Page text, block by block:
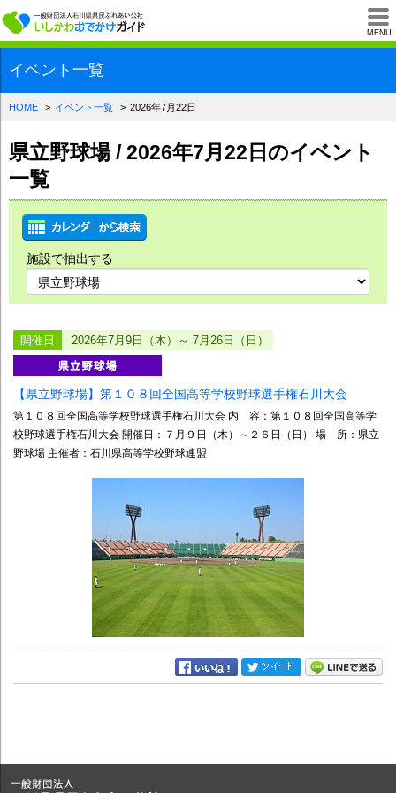
MENU
一般財団法人石川
イベント一覧
HOME イベント一覧 2026年7月22日
県立野球場 / 2026年7月22日のイベント
一覧
施設で抽出する
開催日 2026年7月9日（木）～ 7月26日（日）
【県立野球場】第１０８回全国高等学校野球選手権石川大会
第１０８回全国高等学校野球選手権石川大会 内 容：第１０８回全国高等学
校野球選手権石川大会 開催日：７月９日（木）～２６日（日） 場 所：県立
野球場 主催者：石川県高等学校野球連盟